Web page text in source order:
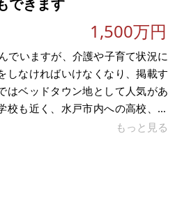
できます
1,500万円
でいますが、介護や子育て状況に
しなければいけなくなり、掲載す
はベッドタウン地として人気があ
校も近く、水戸市内への高校、大
ましたので、子育てに優しい立地
屋も現存しており、車庫及び駐
た、家庭菜園としてすぐに植え
もっと見る